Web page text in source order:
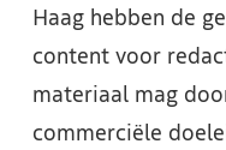
Haag hebben de
content voor
materiaal mag
commerciële